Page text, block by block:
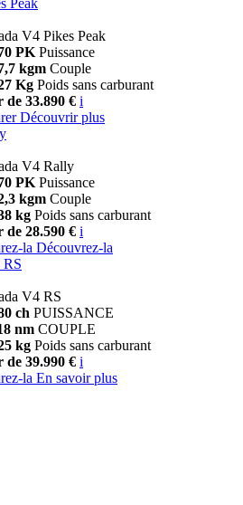
V4 Pikes Peak
PK Puissance
kgm Couple
Kg Poids sans carburant
33.890 € i
Découvrir plus
V4 Rally
PK Puissance
kgm Couple
kg Poids sans carburant
28.590 € i
la Découvrez-la
V4 RS
ch PUISSANCE
nm COUPLE
kg Poids sans carburant
39.990 € i
la En savoir plus